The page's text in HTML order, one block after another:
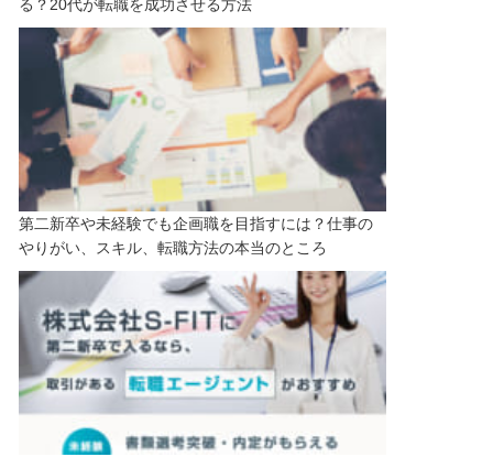
る？20代が転職を成功させる方法
第二新卒や未経験でも企画職を目指すには？仕事の
やりがい、スキル、転職方法の本当のところ